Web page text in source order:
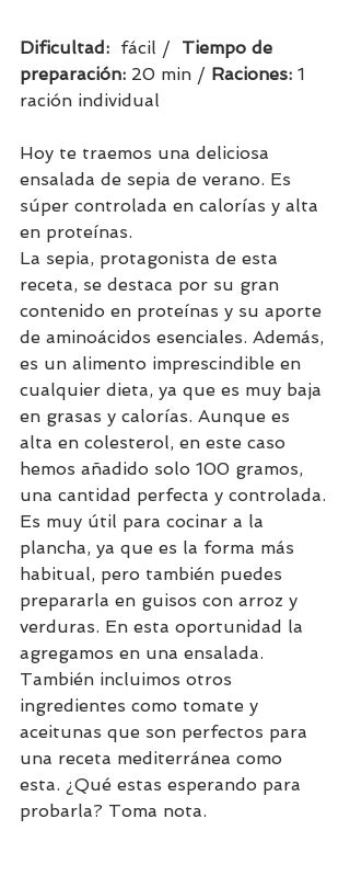
Dificultad: fácil / Tiempo de
preparación: 20 min / Raciones: 1
ración individual
Hoy te traemos una deliciosa
ensalada de sepia de verano. Es
súper controlada en calorías y alta
en proteínas.
La sepia, protagonista de esta
receta, se destaca por su gran
contenido en proteínas y su aporte
de aminoácidos esenciales. Además,
es un alimento imprescindible en
cualquier dieta, ya que es muy baja
en grasas y calorías. Aunque es
alta en colesterol, en este caso
hemos añadido solo 100 gramos,
una cantidad perfecta y controlada.
Es muy útil para cocinar a la
plancha, ya que es la forma más
habitual, pero también puedes
prepararla en guisos con arroz y
verduras. En esta oportunidad la
agregamos en una ensalada.
También incluimos otros
ingredientes como tomate y
aceitunas que son perfectos para
una receta mediterránea como
esta. ¿Qué estas esperando para
probarla? Toma nota.